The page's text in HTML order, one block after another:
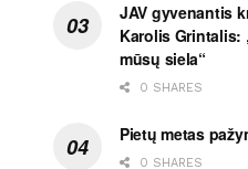
JAV gyvenantis
Karolis Grintalis:
mūsų siela“
0 SHARES
Pietų metas
0 SHARES